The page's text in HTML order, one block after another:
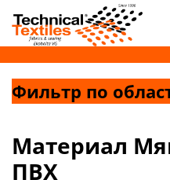
Фильтр по
Материал
ПВХ